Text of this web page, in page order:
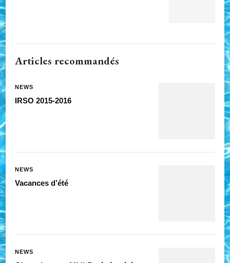
Articles recommandés
NEWS
IRSO 2015-2016
NEWS
Vacances d’été
NEWS